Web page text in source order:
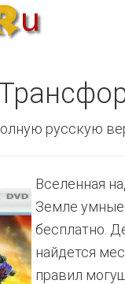
русскую
Вселенная
Земле умные
бесплатно.
найдется
правил